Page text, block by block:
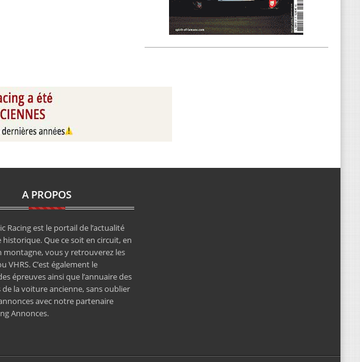
A PROPOS
Racing est le portail de l’actualité
historique. Que ce soit en circuit, en
montagne, vous y retrouverez les
VHRS. C’est également le
épreuves ainsi que l’annuaire des
de la voiture ancienne, sans oublier
avec notre partenaire
Annonces.